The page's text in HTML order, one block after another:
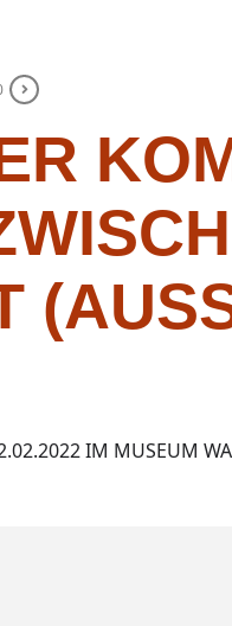
IM MUSEUM